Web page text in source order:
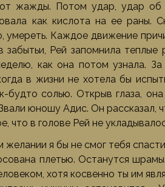
от жажды. Потом удар, удар
как кислота на ее раны.
Каждое движение
Рей запомнила теплые
как она потом узнала.
в жизни не хотела бы
будто солью. Открыв глаза,
юношу Адис. Он рассказал,
что в голове Рей не
я бы не смог тебя
плетью. Останутся
хотя косвенно ты им